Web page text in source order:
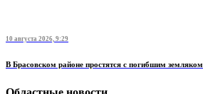
10 августа 2026, 9:29
В Брасовском районе простятся с погибшим земляком